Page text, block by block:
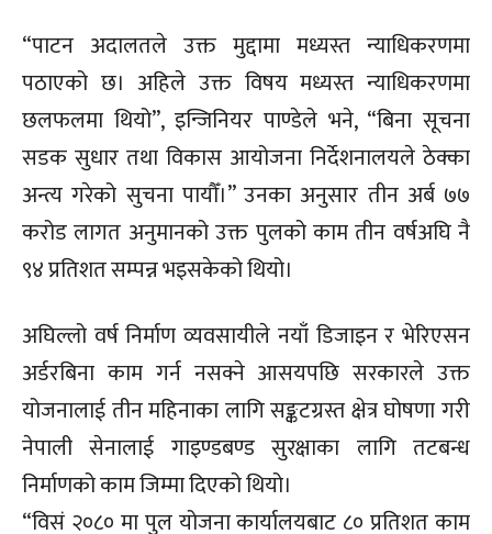
“पाटन अदालतले उक्त मुद्दामा मध्यस्त न्याधिकरणमा
पठाएको छ। अहिले उक्त विषय मध्यस्त न्याधिकरणमा
छलफलमा थियो”, इन्जिनियर पाण्डेले भने, “बिना सूचना
सडक सुधार तथा विकास आयोजना निर्देशनालयले ठेक्का
अन्त्य गरेको सुचना पायौँ।” उनका अनुसार तीन अर्ब ७७
करोड लागत अनुमानको उक्त पुलको काम तीन वर्षअघि नै
९४ प्रतिशत सम्पन्न भइसकेको थियो।
अघिल्लो वर्ष निर्माण व्यवसायीले नयाँ डिजाइन र भेरिएसन
अर्डरबिना काम गर्न नसक्ने आसयपछि सरकारले उक्त
योजनालाई तीन महिनाका लागि सङ्कटग्रस्त क्षेत्र घोषणा गरी
नेपाली सेनालाई गाइण्डबण्ड सुरक्षाका लागि तटबन्ध
निर्माणको काम जिम्मा दिएको थियो।
“विसं २०८० मा पुल योजना कार्यालयबाट ८० प्रतिशत काम